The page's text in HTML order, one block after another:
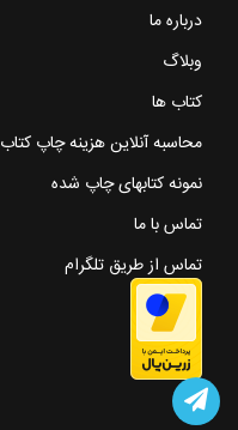
درباره ما
وبلاگ
کتاب ها
محاسبه آنلاین هزینه چاپ کتاب
نمونه کتابهای چاپ شده
تماس با ما
تماس از طریق تلگرام